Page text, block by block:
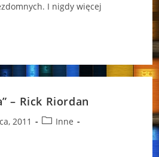
I nigdy więcej
– Rick Riordan
2011
PostInne